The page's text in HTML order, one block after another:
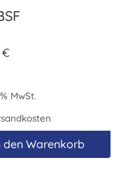
€
MwSt.
den Warenkorb